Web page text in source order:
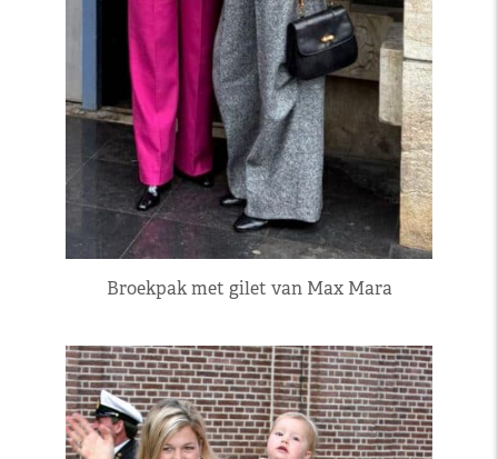
Broekpak met gilet van Max Mara